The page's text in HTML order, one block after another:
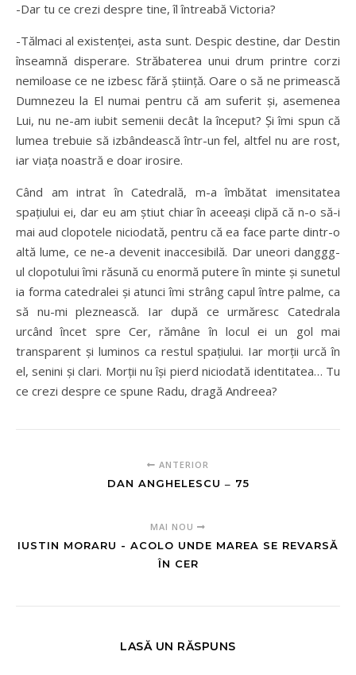
-Dar tu ce crezi despre tine, îl întreabă Victoria?
-Tălmaci al existenţei, asta sunt. Despic destine, dar Destin
înseamnă disperare. Străbaterea unui drum printre corzi
nemiloase ce ne izbesc fără ştiinţă. Oare o să ne primească
Dumnezeu la El numai pentru că am suferit şi, asemenea
Lui, nu ne-am iubit semenii decât la început? Şi îmi spun că
lumea trebuie să izbândească într-un fel, altfel nu are rost,
iar viaţa noastră e doar irosire.
Când am intrat în Catedrală, m-a îmbătat imensitatea
spaţiului ei, dar eu am ştiut chiar în aceeaşi clipă că n-o să-i
mai aud clopotele niciodată, pentru că ea face parte dintr-o
altă lume, ce ne-a devenit inaccesibilă. Dar uneori danggg-
ul clopotului îmi răsună cu enormă putere în minte şi sunetul
ia forma catedralei şi atunci îmi strâng capul între palme, ca
să nu-mi pleznească. Iar după ce urmăresc Catedrala
urcând încet spre Cer, rămâne în locul ei un gol mai
transparent şi luminos ca restul spaţiului. Iar morţii urcă în
el, senini şi clari. Morţii nu îşi pierd niciodată identitatea… Tu
ce crezi despre ce spune Radu, dragă Andreea?
ANTERIOR
DAN ANGHELESCU ‒ 75
MAI NOU
IUSTIN MORARU - ACOLO UNDE MAREA SE REVARSĂ
ÎN CER
LASĂ UN RĂSPUNS